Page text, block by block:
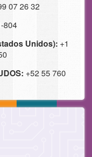
07 26 32
804
Unidos): +1
+52 55 760